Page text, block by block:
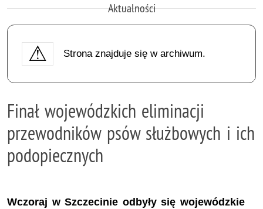
Aktualności
Strona znajduje się w archiwum.
Finał wojewódzkich eliminacji
przewodników psów służbowych i ich
podopiecznych
Wczoraj w Szczecinie odbyły się wojewódzkie